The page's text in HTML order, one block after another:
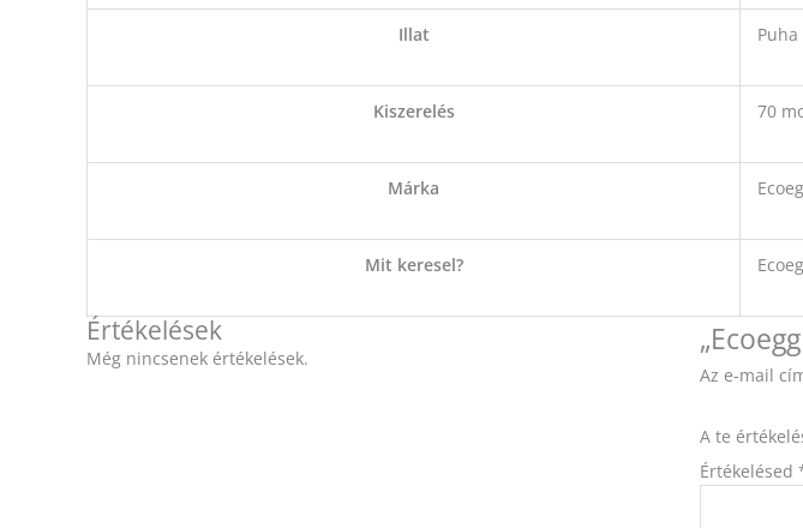
Illat
Kiszerelés 70
Márka
Mit keresel?
Értékelések
Még nincsenek értékelések.
Az e-mail
A te
Értékelésed